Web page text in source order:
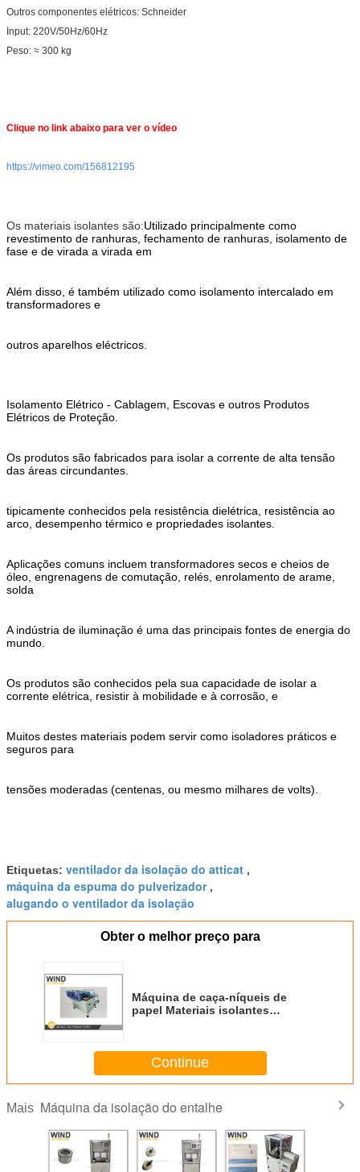
Outros componentes elétricos: Schneider
Input: 220V/50Hz/60Hz
Peso: ≈ 300 kg
Clique no link abaixo para ver o vídeo
https://vimeo.com/156812195
Os materiais isolantes são:Utilizado principalmente como
revestimento de ranhuras, fechamento de ranhuras, isolamento de
fase e de virada a virada em
Além disso, é também utilizado como isolamento intercalado em
transformadores e
outros aparelhos eléctricos.
Isolamento Elétrico - Cablagem, Escovas e outros Produtos
Elétricos de Proteção.
Os produtos são fabricados para isolar a corrente de alta tensão
das áreas circundantes.
tipicamente conhecidos pela resistência dielétrica, resistência ao
arco, desempenho térmico e propriedades isolantes.
Aplicações comuns incluem transformadores secos e cheios de
óleo, engrenagens de comutação, relés, enrolamento de arame,
solda
A indústria de iluminação é uma das principais fontes de energia do
mundo.
Os produtos são conhecidos pela sua capacidade de isolar a
corrente elétrica, resistir à mobilidade e à corrosão, e
Muitos destes materiais podem servir como isoladores práticos e
seguros para
tensões moderadas (centenas, ou mesmo milhares de volts).
Etiquetas: ventilador da isolação do atticat ,
máquina da espuma do pulverizador,
alugando o ventilador da isolação
Obter o melhor preço para
Máquina de caça-níqueis de
papel Materiais isolantes
Continue
Mais Máquina da isolação do entalhe